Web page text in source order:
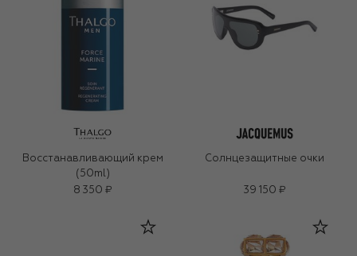
Восстанавливающий крем
(50ml)
8 350 ₽
Солнцезащитные очки
39 150 ₽